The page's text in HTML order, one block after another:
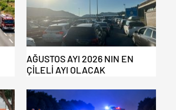
AĞUSTOS AYI 2026 NIN EN
ÇİLELİ AYI OLACAK